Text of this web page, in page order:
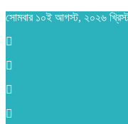
সোমবার ১০ই আগস্ট, ২০২৬